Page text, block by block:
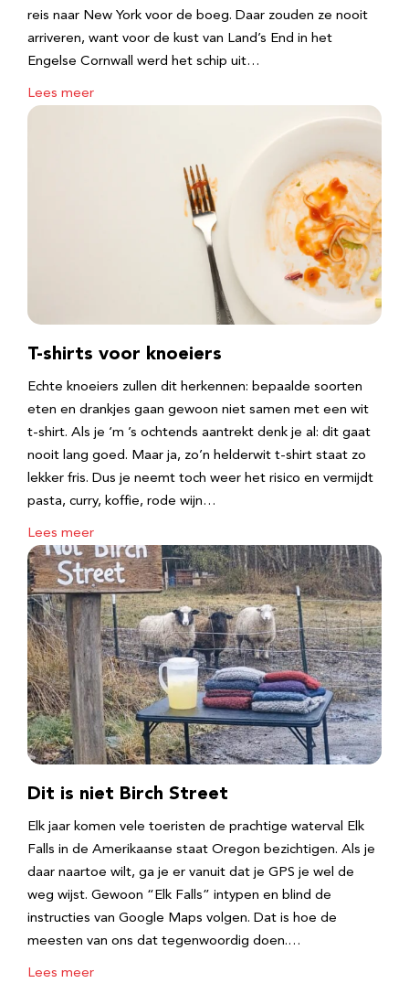
reis naar New York voor de boeg. Daar zouden ze nooit
arriveren, want voor de kust van Land’s End in het
Engelse Cornwall werd het schip uit…
Lees meer
T-shirts voor knoeiers
Echte knoeiers zullen dit herkennen: bepaalde soorten
eten en drankjes gaan gewoon niet samen met een wit
t-shirt. Als je ‘m ’s ochtends aantrekt denk je al: dit gaat
nooit lang goed. Maar ja, zo’n helderwit t-shirt staat zo
lekker fris. Dus je neemt toch weer het risico en vermijdt
pasta, curry, koffie, rode wijn…
Lees meer
Dit is niet Birch Street
Elk jaar komen vele toeristen de prachtige waterval Elk
Falls in de Amerikaanse staat Oregon bezichtigen. Als je
daar naartoe wilt, ga je er vanuit dat je GPS je wel de
weg wijst. Gewoon “Elk Falls” intypen en blind de
instructies van Google Maps volgen. Dat is hoe de
meesten van ons dat tegenwoordig doen.…
Lees meer